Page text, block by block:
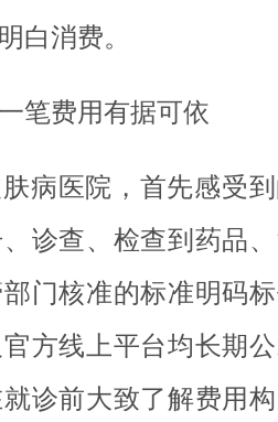
白消费。
笔费用有据可依
病医院，首先感受
诊查、检查到药品、
门核准的标准明码
方线上平台均长期
诊前大致了解费用